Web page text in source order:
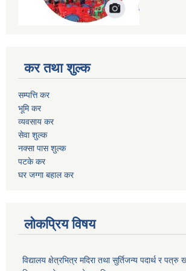
कर तथा शुल्क
सम्पत्ति कर
भूमि कर
व्यवसाय कर
सेवा शुल्क
नक्सा पास शुल्क
पटके कर
घर जग्गा बहाल कर
लोकप्रिय विषय
विद्यालय क्षेत्रभित्र मदिरा तथा सुर्तिजन्य पदार्थ र पत्रु